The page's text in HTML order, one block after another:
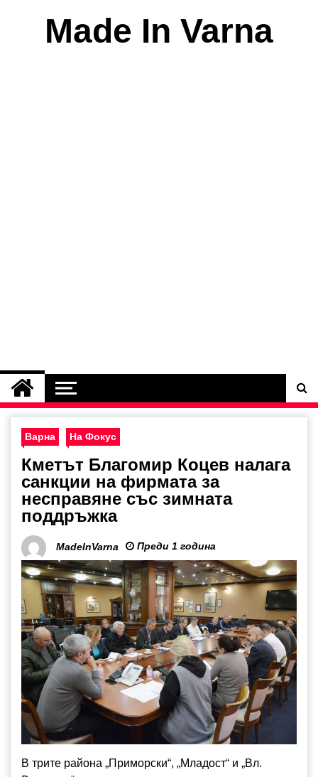
Made In Varna
Варна На Фокус
Кметът Благомир Коцев налага
санкции на фирмата за
несправяне със зимната
поддръжка
MadeInVarna Преди 1 година
В трите района „Приморски“, „Младост“ и „Вл.